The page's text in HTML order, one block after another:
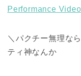
Performance
＼パクチー無理な
ティ神なんか